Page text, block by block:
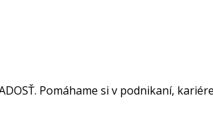
Pomáhame si v podnikaní,